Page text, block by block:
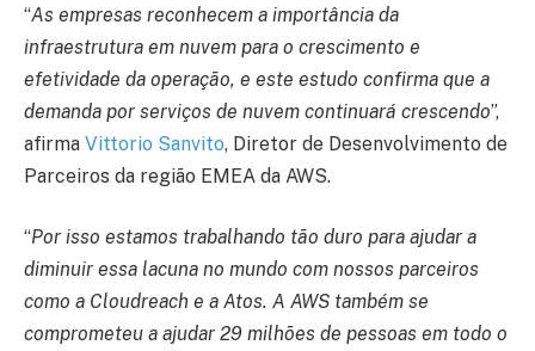
“As empresas reconhecem a importância da
infraestrutura em nuvem para o crescimento e
efetividade da operação, e este estudo confirma que a
demanda por serviços de nuvem continuará crescendo”,
afirma Vittorio Sanvito, Diretor de Desenvolvimento de
Parceiros da região EMEA da AWS.
“Por isso estamos trabalhando tão duro para ajudar a
diminuir essa lacuna no mundo com nossos parceiros
como a Cloudreach e a Atos. A AWS também se
comprometeu a ajudar 29 milhões de pessoas em todo o